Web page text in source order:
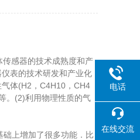
感器的技术成熟度和产
仪表的技术研发和产业化
体(H2，C4H10，CH4
。(2)利用物理性质的气
上增加了很多功能．比
电话
在线交流